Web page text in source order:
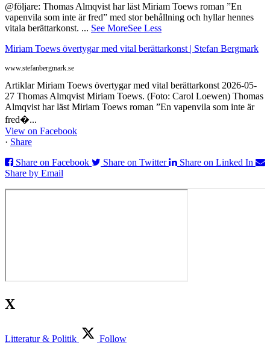
@följare: Thomas Almqvist har läst Miriam Toews roman ”En
vapenvila som inte är fred” med stor behållning och hyllar hennes
vitala berättarkonst. ... See MoreSee Less
Miriam Toews övertygar med vital berättarkonst | Stefan Bergmark
www.stefanbergmark.se
Artiklar Miriam Toews övertygar med vital berättarkonst 2026-05-
27 Thomas Almqvist Miriam Toews. (Foto: Carol Loewen) Thomas
Almqvist har läst Miriam Toews roman ”En vapenvila som inte är
fred�...
View on Facebook
· Share
Share on Facebook
Share on Twitter
Share on Linked In
Share by Email
X
Litteratur & Politik
Follow